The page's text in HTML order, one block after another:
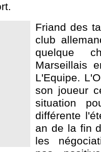
Friand des
club
quelque
Marseillais
L'Equipe.
son joueur
situation
différente
an de la fin
les